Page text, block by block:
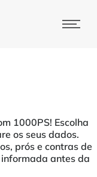
1000PS! Escolha
os seus dados.
prós e contras de
antes da